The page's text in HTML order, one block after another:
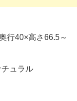
行40×高さ66.5～
ュラル